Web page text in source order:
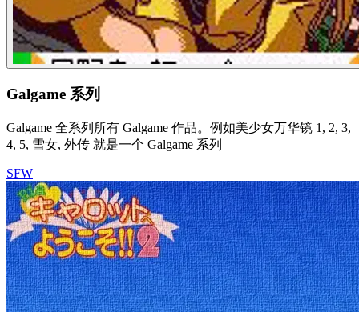
Galgame 系列
Galgame 全系列所有 Galgame 作品。例如美少女万华镜 1, 2, 3,
4, 5, 雪女, 外传 就是一个 Galgame 系列
SFW